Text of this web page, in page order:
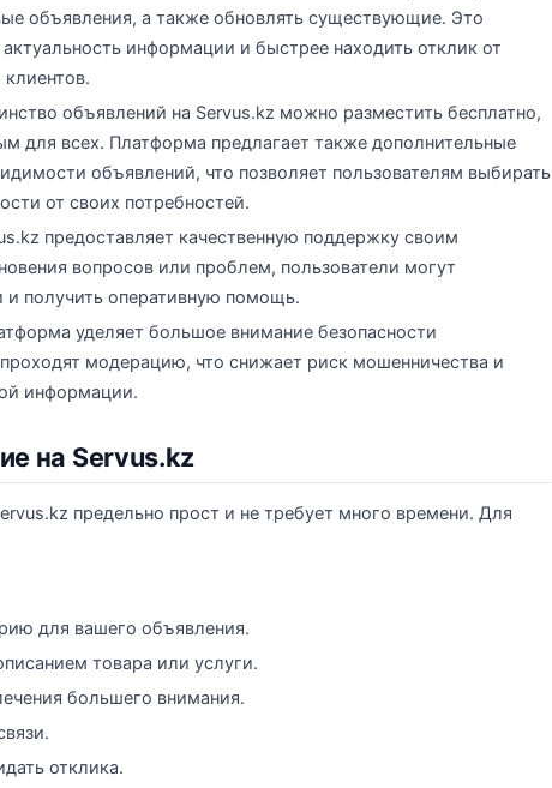
объявления, а также обновлять существующие. Это
информации и быстрее находить отклик от
объявлений на Servus.kz можно разместить бесплатно,
для всех. Платформа предлагает также дополнительные
объявлений, что позволяет пользователям выбирать
от своих потребностей.
предоставляет качественную поддержку своим
вопросов или проблем, пользователи могут
получить оперативную помощь.
уделяет большое внимание безопасности
модерацию, что снижает риск мошенничества и
информации.
на Servus.kz
предельно прост и не требует много времени. Для
для вашего объявления.
товара или услуги.
большего внимания.
отклика.